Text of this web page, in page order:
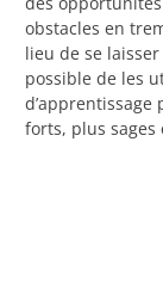
obstacles en
lieu de se
possible de les
forts, plus sages